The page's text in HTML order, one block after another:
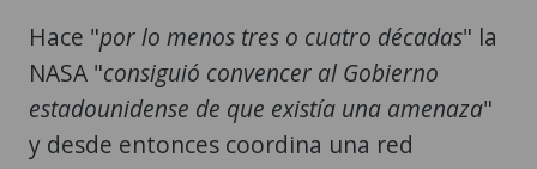
Hace "por lo menos tres o cuatro décadas" la
NASA "consiguió convencer al Gobierno
estadounidense de que existía una amenaza"
y desde entonces coordina una red